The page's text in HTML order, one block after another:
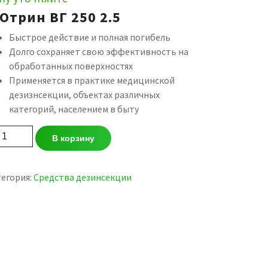
ВГ 250 2.5
Быстрое действие и полная погибель
Долго сохраняет свою эффективность на
обработанных поверхностях
Применяется в практике медицинской
дезизнсекции, объектах различных
категорий, населением в быту
В корзину
Средства дезинсекции